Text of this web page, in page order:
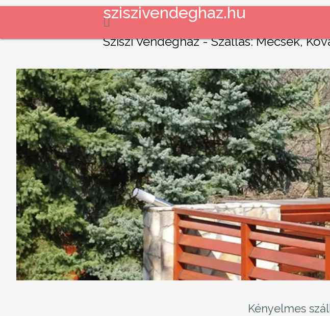
sziszivendeghaz.hu
Sziszi Vendégház - Szállás: Mecsek,
Kényelmes